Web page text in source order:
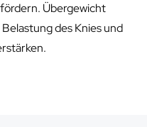
Übergewicht
des Knies und